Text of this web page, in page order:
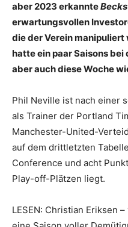
aber 2023 erkannteBecks
erwartungsvollen
die der Verein manipuliert
hatte ein paar Saisons
aber auch diese Woche
Phil Neville ist nach einer
als Trainer der Portland
Manchester-United-
auf dem drittletzten
Conference und acht
Play-off-Plätzen liegt.
LESEN: Christian Eriksen